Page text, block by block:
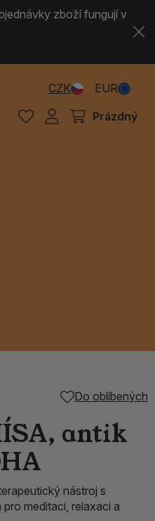
zboží fungují v
CZK
EUR
Prázdný
Do oblíbených
antik
nástroj s
meditaci, relaxaci a